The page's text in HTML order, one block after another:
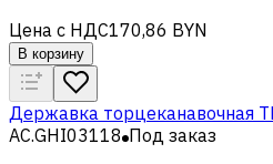
Цена с НДС170,86 BYN
В корзину
Державка торцеканавочная
AC.GHI03118 Под заказ